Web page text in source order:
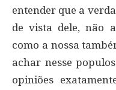
entender que a
de vista dele, não
como a nossa
achar nesse
opiniões